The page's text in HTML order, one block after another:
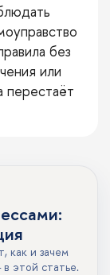
без
или
перестаёт
как и зачем
этой статье.